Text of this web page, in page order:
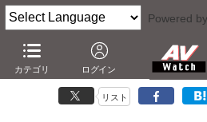
Powered by
カテゴリ ログイン
ソニー、9型液晶/5時間再生のポータブル
－S-Forceフロントサラウンド搭載。実
リスト